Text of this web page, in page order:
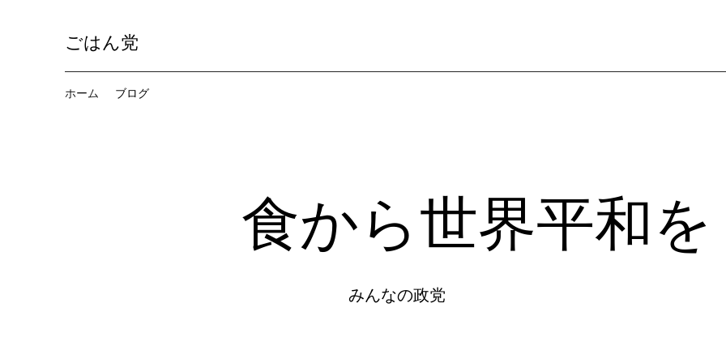
ごはん党
ホーム ブログ
​​食から世界平和を
​​みんなの政党